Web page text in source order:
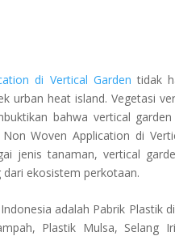
di Vertical Garden tidak
urban heat island. Vegetasi
bahwa vertical
Woven Application di
jenis tanaman, vertical
ekosistem perkotaan.
adalah Pabrik
Plastik Mulsa, Selang